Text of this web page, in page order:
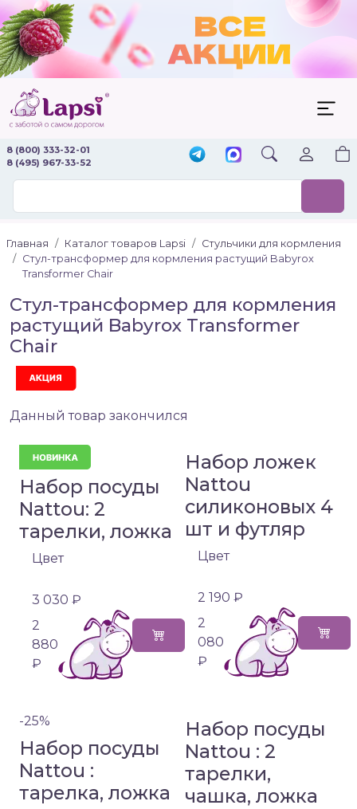
8 (800) 333-32-01
8 (495) 967-33-52
Главная Каталог товаров Lapsi
Стульчики для кормления
Стул-трансформер для кормления растущий Babyrox
Transformer Сhair
Стул-трансформер для кормления
растущий Babyrox Transformer
Сhair
Данный товар закончился
Набор посуды
Nattou: 2
тарелки, ложка
Цвет
3 030 ₽
2
880
₽
Набор ложек
Nattou
силиконовых 4
шт и футляр
Цвет
2 190 ₽
2
080
₽
-25%
Набор посуды
Nattou :
тарелка, ложка
Набор посуды
Nattou : 2
тарелки,
чашка, ложка